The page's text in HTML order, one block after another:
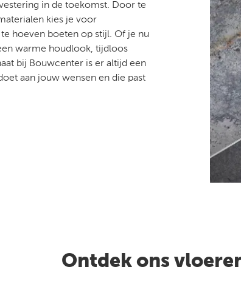
in de toekomst. Door te
kies je voor
hoeven boeten op stijl. Of je nu
warme houdlook, tijdloos
bij Bouwcenter is er altijd een
aan jouw wensen en die past
Ontdek ons